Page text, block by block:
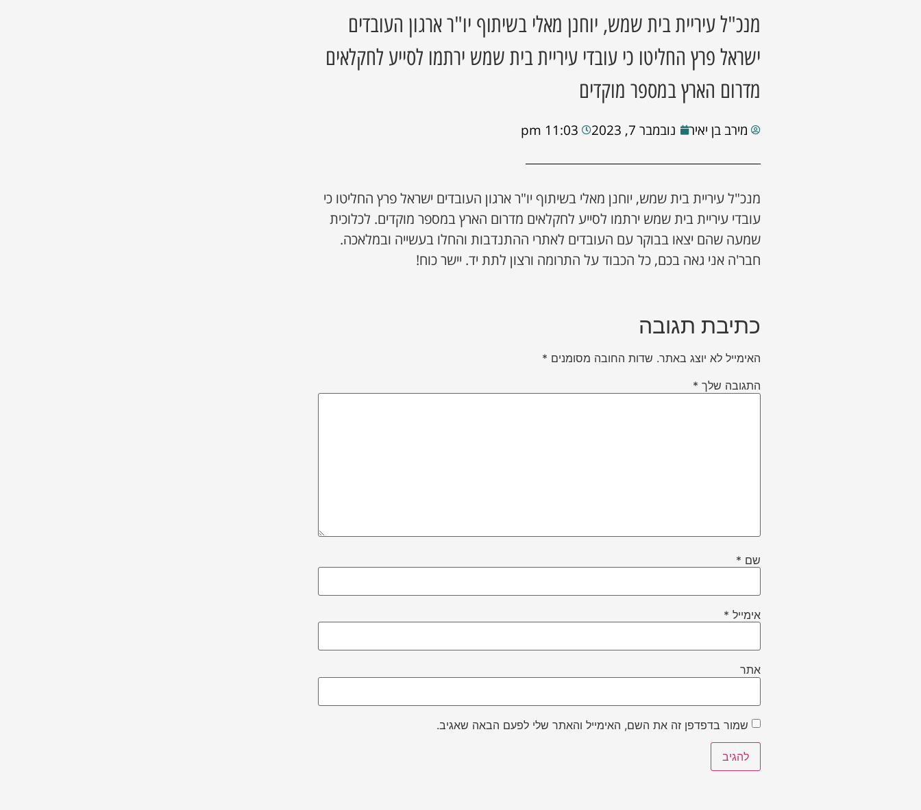
מנכ"ל עיריית בית שמש, יוחנן מאלי בשיתוף יו"ר ארגון העובדים
ישראל פרץ החליטו כי עובדי עיריית בית שמש ירתמו לסייע לחקלאים
מדרום הארץ במספר מוקדים
מירב בן יאיר נובמבר 7, 2023 11:03 pm
מנכ"ל עיריית בית שמש, יוחנן מאלי בשיתוף יו"ר ארגון העובדים ישראל פרץ החליטו כי
עובדי עיריית בית שמש ירתמו לסייע לחקלאים מדרום הארץ במספר מוקדים. לכלוכית
שמעה שהם יצאו בבוקר עם העובדים לאתרי ההתנדבות והחלו בעשייה ובמלאכה.
חבר'ה אני גאה בכם, כל הכבוד על התרומה ורצון לתת יד. יישר כוח!
כתיבת תגובה
האימייל לא יוצג באתר. שדות החובה מסומנים *
התגובה שלך *
שם *
אימייל *
אתר
שמור בדפדפן זה את השם, האימייל והאתר שלי לפעם הבאה שאגיב.